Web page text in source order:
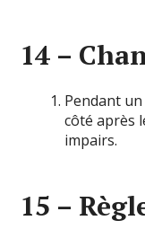
14 –
Pendant
côté après
impairs.
15 –